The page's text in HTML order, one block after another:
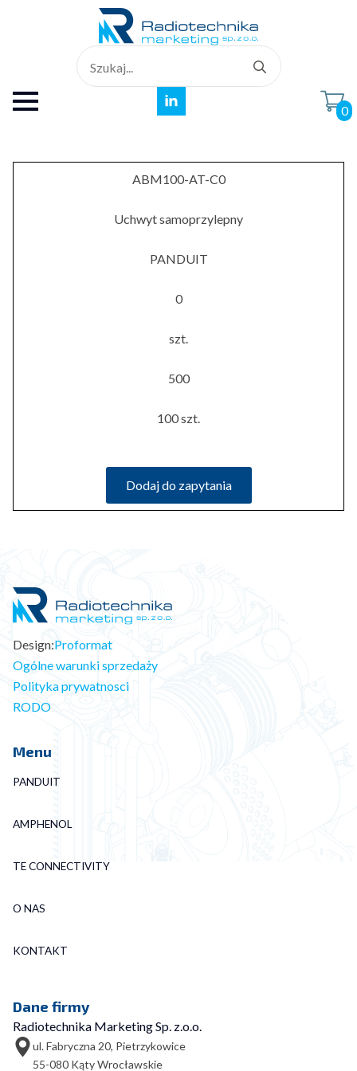
for:
0
ABM100-AT-C0
Uchwyt samoprzylepny
PANDUIT
0
szt.
500
100 szt.
Dodaj do zapytania
Design:Proformat
Ogólne warunki sprzedaży
Polityka prywatnosci
RODO
Menu
PANDUIT
AMPHENOL
TE CONNECTIVITY
O NAS
KONTAKT
Dane firmy
Radiotechnika Marketing Sp. z.o.o.
ul. Fabryczna 20, Pietrzykowice
55-080 Kąty Wrocławskie